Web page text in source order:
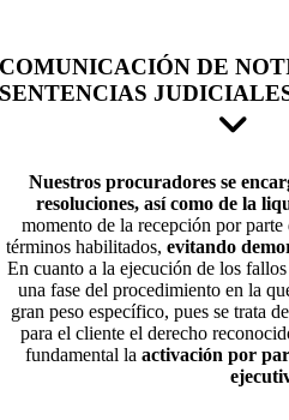
COMUNICACIÓN DE
SENTENCIAS
Nuestros procuradores se
resoluciones, así como de la
momento de la recepción por
términos habilitados, evitando
En cuanto a la ejecución de los
una fase del procedimiento en la
gran peso específico, pues se trata
para el cliente el derecho
fundamental la activación por